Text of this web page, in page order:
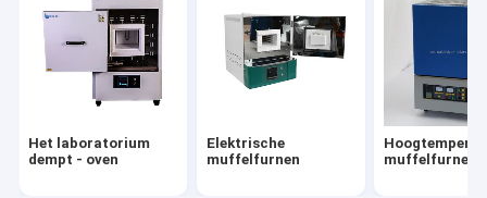
Het laboratorium
dempt - oven
Elektrische
muffelfurnen
muffelfurnen